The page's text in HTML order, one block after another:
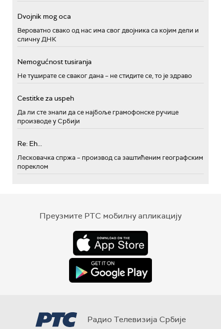
Dvojnik mog oca
Вероватно свако од нас има свог двојника са којим дели и
сличну ДНК
Nemogućnost tusiranja
Не туширате се сваког дана – не стидите се, то је здраво
Cestitke za uspeh
Да ли сте знали да се најбоље грамофонске ручице
производе у Србији
Re: Eh...
Лесковачка спржа – производ са заштићеним географским
пореклом
Преузмите РТС мобилну апликацију
Радио Телевизија Србије